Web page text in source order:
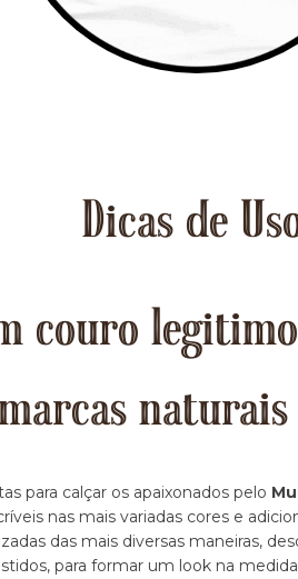
Dicas de
couro
para calçar os apaixonados pelo
nas mais variadas cores e
das mais diversas maneiras,
para formar um look na